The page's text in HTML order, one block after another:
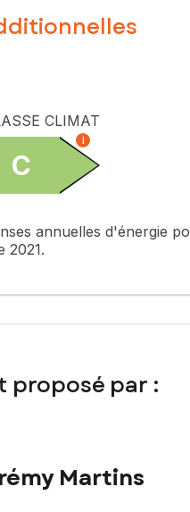
: Jérémy MARTINS, Tél. :
CLIMAT
C
i
annuelles d'énergie
2021.
proposé par :
Martins